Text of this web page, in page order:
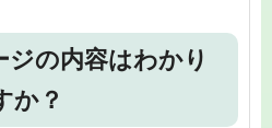
の内容はわかり
か？